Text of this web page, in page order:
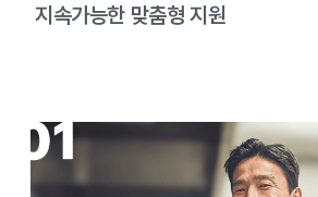
지속가능한 맞춤형 지원